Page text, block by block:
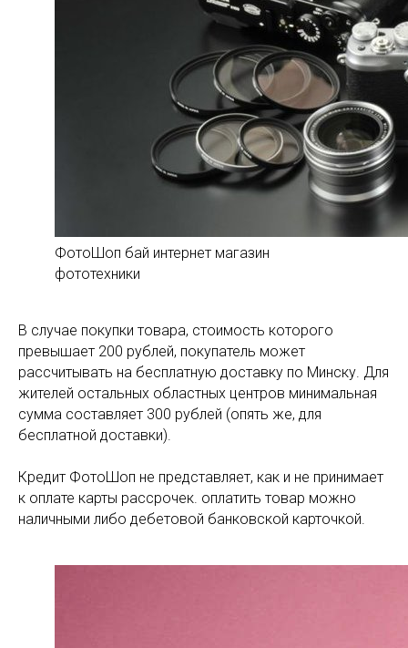
ФотоШоп бай интернет магазин
фототехники
В случае покупки товара, стоимость которого
превышает 200 рублей, покупатель может
рассчитывать на бесплатную доставку по Минску. Для
жителей остальных областных центров минимальная
сумма составляет 300 рублей (опять же, для
бесплатной доставки).
Кредит ФотоШоп не представляет, как и не принимает
к оплате карты рассрочек. оплатить товар можно
наличными либо дебетовой банковской карточкой.